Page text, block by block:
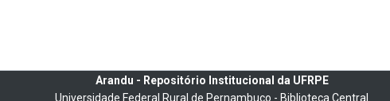
Arandu - Repositório Institucional da UFRPE
Universidade Federal Rural de Pernambuco - Biblioteca Central